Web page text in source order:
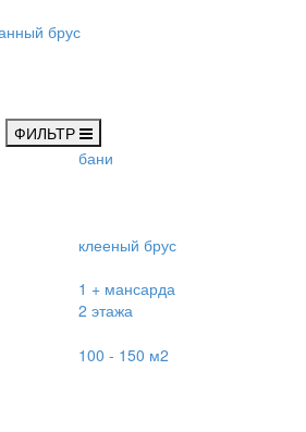
брус
ФИЛЬТР
бани
клееный брус
1 + мансарда
2 этажа
100 - 150 м2